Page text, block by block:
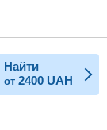
Найти
от 2400 UAH